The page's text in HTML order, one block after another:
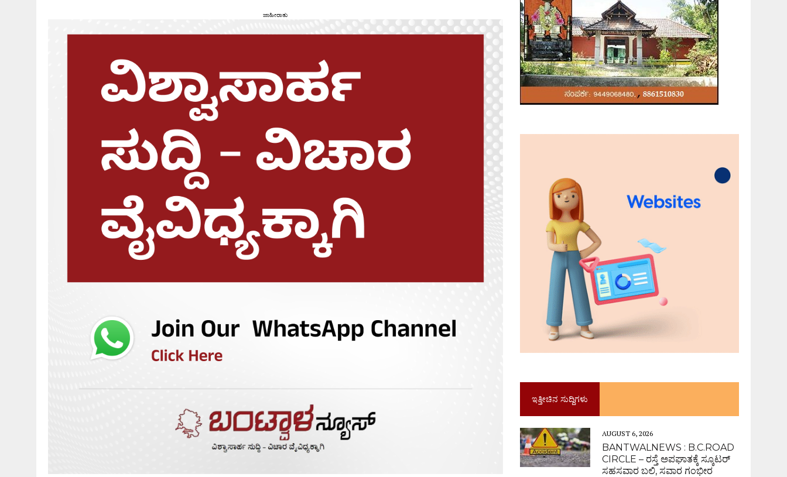
ಜಾಹೀರಾತು
ಇತ್ತೀಚಿನ ಸುದ್ದಿಗಳು
AUGUST 6, 2026
BANTWALNEWS : B.C.ROAD
CIRCLE – ರಸ್ತೆ ಅಪಘಾತಕ್ಕೆ ಸ್ಕೂಟರ್
ಸಹಸವಾರ ಬಲಿ, ಸವಾರ ಗಂಭೀರ